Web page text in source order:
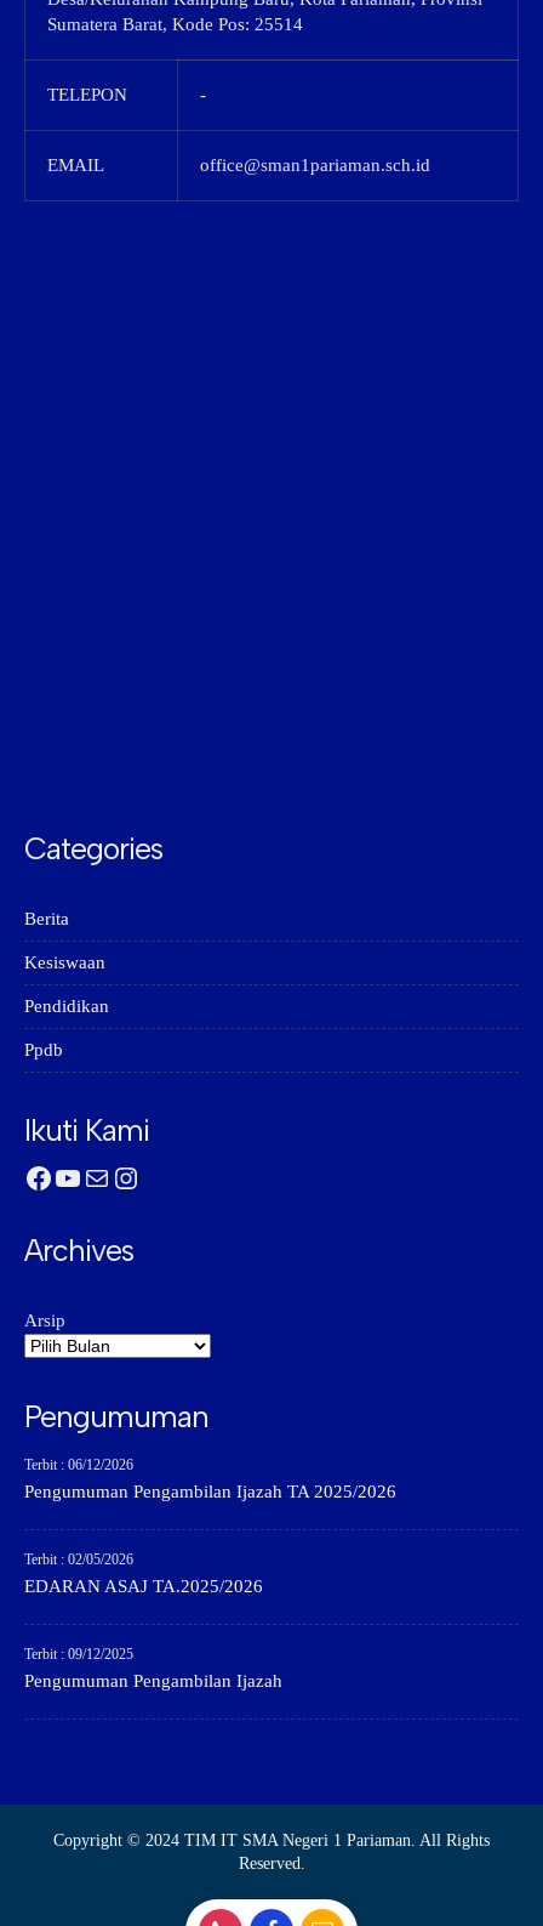
Sumatera Barat, Kode Pos: 25514
TELEPON -
EMAIL office@sman1pariaman.sch.id
Categories
Berita
Kesiswaan
Pendidikan
Ppdb
Ikuti Kami
Facebook
YouTube
MailInstagram
Archives
Arsip
Pengumuman
Terbit : 06/12/2026
Pengumuman Pengambilan Ijazah TA 2025/2026
Terbit : 02/05/2026
EDARAN ASAJ TA.2025/2026
Terbit : 09/12/2025
Pengumuman Pengambilan Ijazah
Copyright © 2024 TIM IT SMA Negeri 1 Pariaman. All Rights
Reserved.